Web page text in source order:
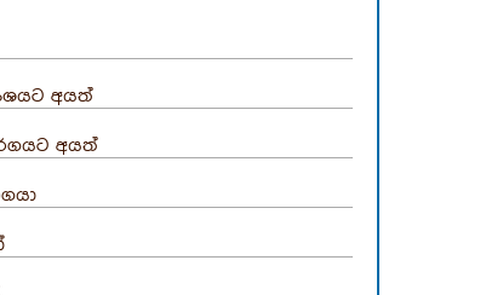
අයත්
අයත්